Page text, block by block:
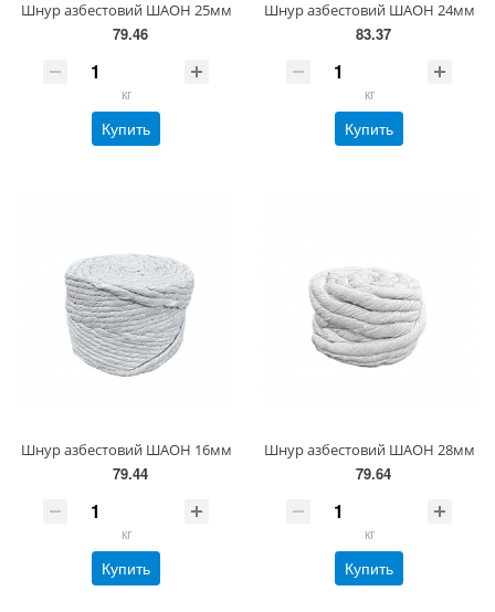
Шнур азбестовий ШАОН 25мм
79.46
кг
Купить
Шнур азбестовий ШАОН 24мм
83.37
кг
Купить
Шнур азбестовий ШАОН 16мм
79.44
кг
Купить
Шнур азбестовий ШАОН 28мм
79.64
кг
Купить